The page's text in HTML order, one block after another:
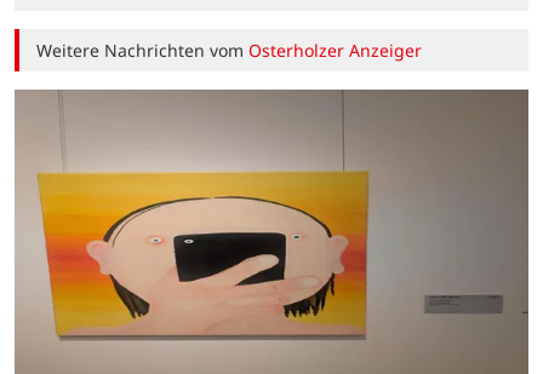
Weitere Nachrichten vomOsterholzer Anzeiger